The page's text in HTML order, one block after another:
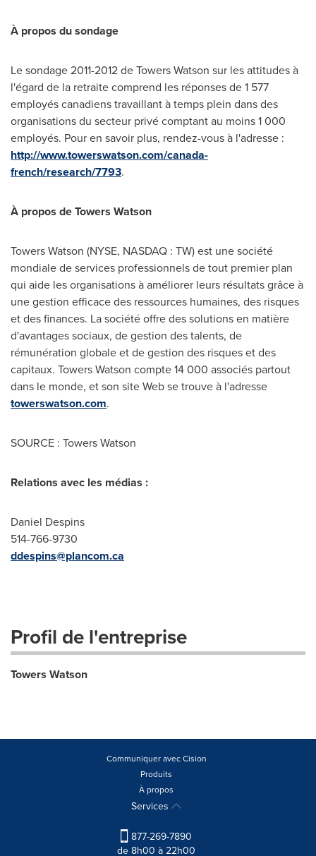
À propos du sondage
Le sondage 2011-2012 de Towers Watson sur les attitudes à
l'égard de la retraite comprend les réponses de 1 577
employés canadiens travaillant à temps plein dans des
organisations du secteur privé comptant au moins 1 000
employés. Pour en savoir plus, rendez-vous à l'adresse :
http://www.towerswatson.com/canada-
french/research/7793.
À propos de Towers Watson
Towers Watson (NYSE, NASDAQ : TW) est une société
mondiale de services professionnels de tout premier plan
qui aide les organisations à améliorer leurs résultats grâce à
une gestion efficace des ressources humaines, des risques
et des finances. La société offre des solutions en matière
d'avantages sociaux, de gestion des talents, de
rémunération globale et de gestion des risques et des
capitaux. Towers Watson compte 14 000 associés partout
dans le monde, et son site Web se trouve à l'adresse
towerswatson.com.
SOURCE : Towers Watson
Relations avec les médias :
Daniel Despins
514-766-9730
ddespins@plancom.ca
Profil de l'entreprise
Towers Watson
Communiquer avec Cision
Produits
À propos
Services
877-269-7890
de 8h00 à 22h00